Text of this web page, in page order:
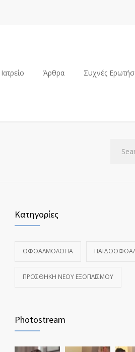
Ιατρείο Άρθρα Συχνές
Κατηγορίες
ΟΦΘΑΛΜΟΛΟΓΊΑ
ΠΡΟΣΘΉΚΗ ΝΈΟΥ ΕΞΟΠΛΙΣΜΟΎ
Photostream